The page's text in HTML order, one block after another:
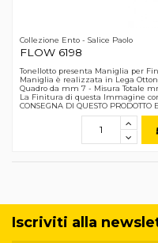
Collezione Ento - Salice Paolo
FLOW 6198
Tonellotto presenta Maniglia per
Maniglia è realizzata in Lega
Quadro da mm 7 - Misura Totale
La Finitura di questa Immagine
CONSEGNA DI QUESTO PRODOTTO
Iscriviti alla